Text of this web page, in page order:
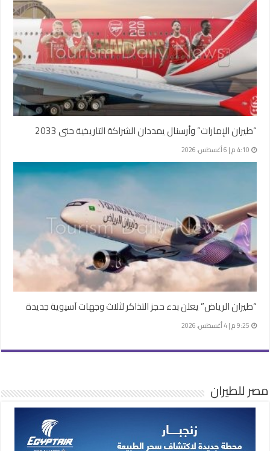
“طيران الإمارات” وأرسنال يمددان الشراكة التاريخية حتى 2033
4:10 م | 6 أغسطس، 2026
“طيران الرياض” يعلن بدء حجز التذاكر لثلاث وجهات آسيوية جديدة
9:25 م | 4 أغسطس، 2026
مصر للطيران